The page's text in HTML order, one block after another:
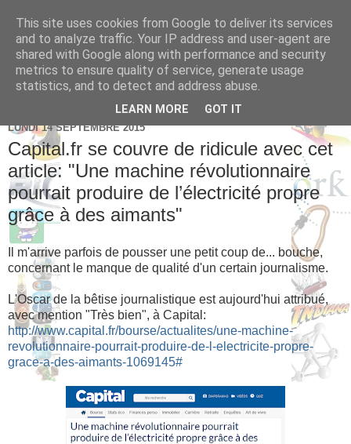
Brice Cornet: serial
entrepreneur hédoniste
LUNDI 14 SEPTEMBRE 2015
Capital.fr se couvre de ridicule avec cet
article: "Une machine révolutionnaire
pourrait produire de l’électricité propre
grâce à des aimants"
Il m'arrive parfois de pousser une petit coup de... bouche,
concernant le manque de qualité d'un certain journalisme.
L'Oscar de la bêtise journalistique est aujourd'hui attribué,
avec mention "Très bien", à Capital:
http://www.capital.fr/bourse/actualites/une-machine-
revolutionnaire-pourrait-produire-de-l-electricite-propre-
grace-a-des-aimants-1069145#
This site uses cookies from Google to deliver its services
and to analyze traffic. Your IP address and user-agent are
shared with Google along with performance and security
metrics to ensure quality of service, generate usage
statistics, and to detect and address abuse.
LEARN MORE GOT IT